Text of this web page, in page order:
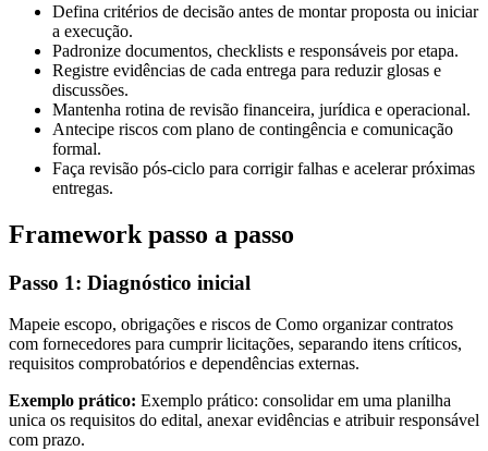
Defina critérios de decisão antes de montar proposta ou iniciar
a execução.
Padronize documentos, checklists e responsáveis por etapa.
Registre evidências de cada entrega para reduzir glosas e
discussões.
Mantenha rotina de revisão financeira, jurídica e operacional.
Antecipe riscos com plano de contingência e comunicação
formal.
Faça revisão pós-ciclo para corrigir falhas e acelerar próximas
entregas.
Framework passo a passo
Passo 1: Diagnóstico inicial
Mapeie escopo, obrigações e riscos de Como organizar contratos
com fornecedores para cumprir licitações, separando itens críticos,
requisitos comprobatórios e dependências externas.
Exemplo prático: Exemplo prático: consolidar em uma planilha
unica os requisitos do edital, anexar evidências e atribuir responsável
com prazo.